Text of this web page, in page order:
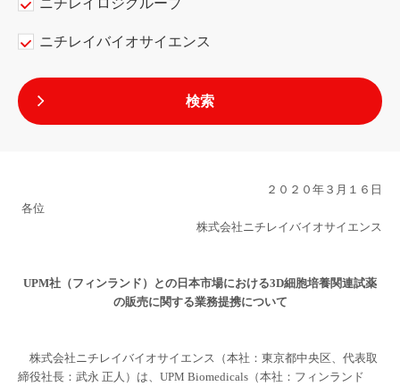
２０２０年３月１６日
各位
株式会社ニチレイバイオサイエンス
UPM社（フィンランド）との日本市場における3D細胞培養関連試薬
の販売に関する業務提携について
株式会社ニチレイバイオサイエンス（本社：東京都中央区、代表取
締役社長：武永 正人）は、 UPM Biomedicals （本社：フィンランド
ニチレイロジグループ
ニチレイバイオサイエンス